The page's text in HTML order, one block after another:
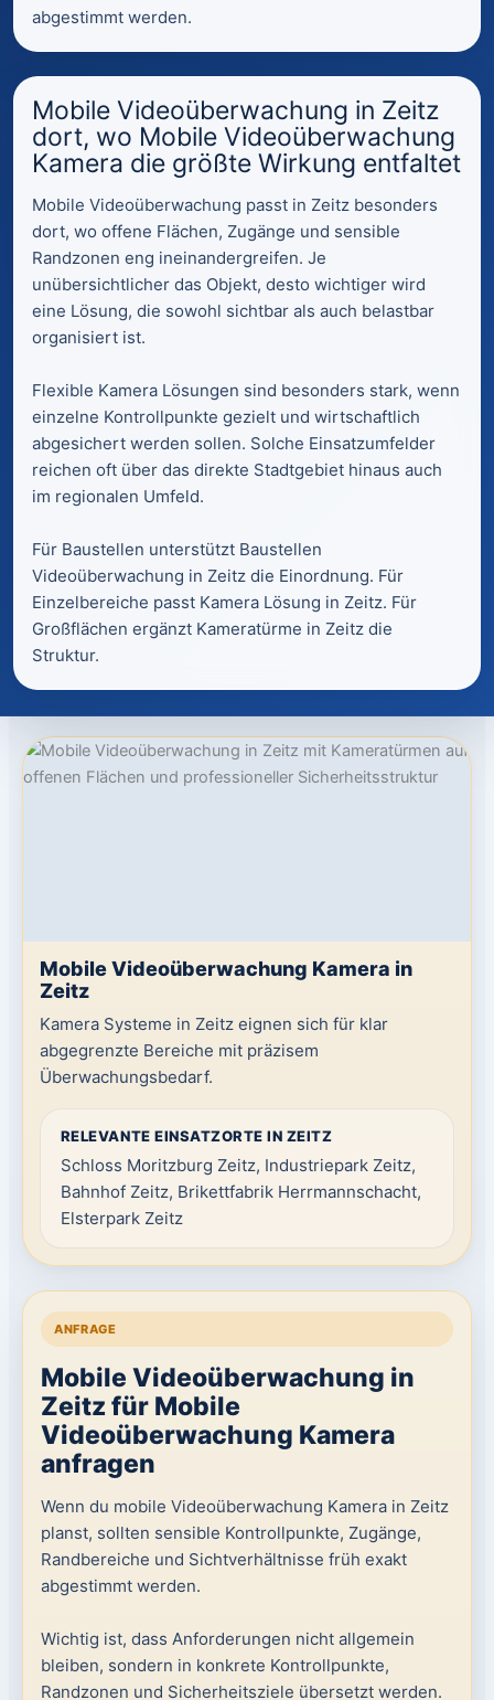
abgestimmt werden.
Mobile Videoüberwachung in Zeitz
dort, wo Mobile Videoüberwachung
Kamera die größte Wirkung entfaltet
Mobile Videoüberwachung passt in Zeitz besonders
dort, wo offene Flächen, Zugänge und sensible
Randzonen eng ineinandergreifen. Je
unübersichtlicher das Objekt, desto wichtiger wird
eine Lösung, die sowohl sichtbar als auch belastbar
organisiert ist.
Flexible Kamera Lösungen sind besonders stark, wenn
einzelne Kontrollpunkte gezielt und wirtschaftlich
abgesichert werden sollen. Solche Einsatzumfelder
reichen oft über das direkte Stadtgebiet hinaus auch
im regionalen Umfeld.
Für Baustellen unterstützt Baustellen
Videoüberwachung in Zeitz die Einordnung. Für
Einzelbereiche passt Kamera Lösung in Zeitz. Für
Großflächen ergänzt Kameratürme in Zeitz die
Struktur.
Mobile Videoüberwachung Kamera in
Zeitz
Kamera Systeme in Zeitz eignen sich für klar
abgegrenzte Bereiche mit präzisem
Überwachungsbedarf.
RELEVANTE EINSATZORTE IN ZEITZ
Schloss Moritzburg Zeitz, Industriepark Zeitz,
Bahnhof Zeitz, Brikettfabrik Herrmannschacht,
Elsterpark Zeitz
ANFRAGE
Mobile Videoüberwachung in
Zeitz für Mobile
Videoüberwachung Kamera
anfragen
Wenn du mobile Videoüberwachung Kamera in Zeitz
planst, sollten sensible Kontrollpunkte, Zugänge,
Randbereiche und Sichtverhältnisse früh exakt
abgestimmt werden.
Wichtig ist, dass Anforderungen nicht allgemein
bleiben, sondern in konkrete Kontrollpunkte,
Randzonen und Sicherheitsziele übersetzt werden.